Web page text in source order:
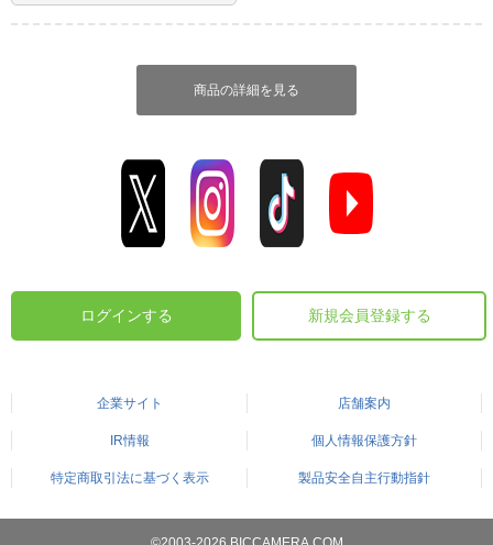
商品の詳細を見る
ログインする 新規会員登録する
企業サイト 店舗案内
IR情報 個人情報保護方針
特定商取引法に基づく表示 製品安全自主行動指針